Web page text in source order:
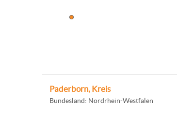
Paderborn, Kreis
Bundesland: Nordrhein-Westfalen